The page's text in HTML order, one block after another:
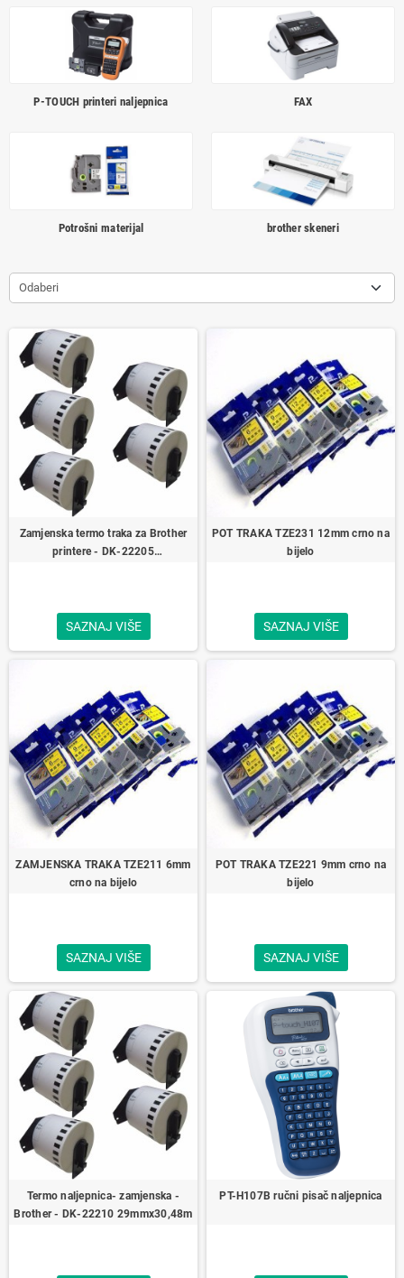
P-TOUCH printeri naljepnica FAX
Potrošni materijal brother skeneri
Odaberi
Zamjenska termo traka za Brother
printere - DK‑22205
SAZNAJ VIŠE
POT TRAKA TZE231 12mm crno na
bijelo
SAZNAJ VIŠE
ZAMJENSKA TRAKA TZE211 6mm
crno na bijelo
SAZNAJ VIŠE
POT TRAKA TZE221 9mm crno na
bijelo
SAZNAJ VIŠE
Termo naljepnica- zamjenska -
Brother - DK‑22210 29mmx30,48m
PT-H107B ručni pisač naljepnica